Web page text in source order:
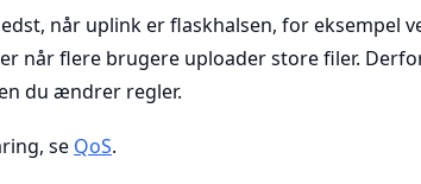
når uplink er flaskhalsen, for eksempel
når flere brugere uploader store filer.
du ændrer regler.
se QoS.